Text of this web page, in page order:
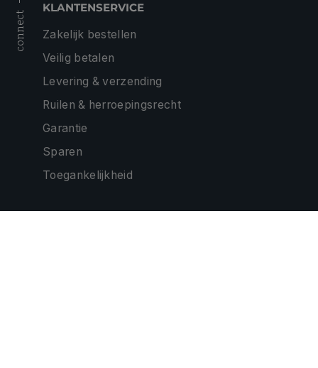
connect
KLANTENSERVICE
Zakelijk bestellen
Veilig betalen
Levering & verzending
Ruilen & herroepingsrecht
Garantie
Sparen
Toegankelijkheid